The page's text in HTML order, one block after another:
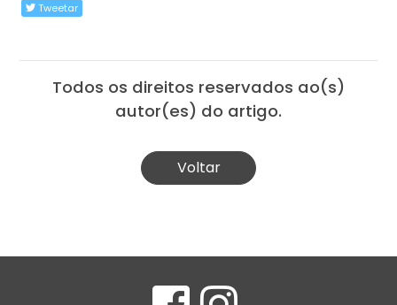
Tweetar
Todos os direitos reservados ao(s)
autor(es) do artigo.
Voltar